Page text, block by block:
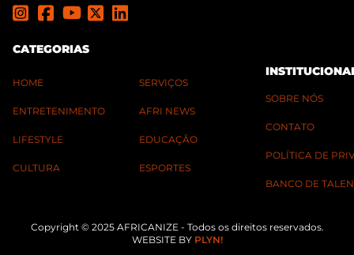
CATEGORIAS
HOME
ENTRETENIMENTO
LIFESTYLE
CULTURA
SERVIÇOS
AFRI NEWS
EDUCAÇÃO
ESPORTES
SOBRE NÓS
CONTATO
POLÍTICA DE
BANCO DE
Copyright © 2025 AFRICANIZE - Todos os direitos reservados.
WEBSITE BY PLYN!